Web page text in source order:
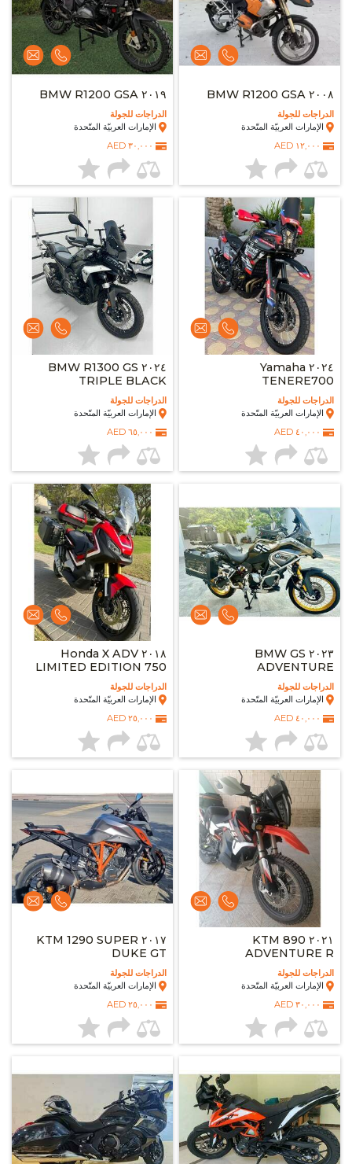
٢٠٠٨ BMW R1200 GSA
الدراجات للجولة
الإمارات العربيّة المتّحدة
١٢,٠٠٠ AED
٢٠١٩ BMW R1200 GSA
الدراجات للجولة
الإمارات العربيّة المتّحدة
٣٠,٠٠٠ AED
٢٠٢٤ Yamaha
TENERE700
الدراجات للجولة
الإمارات العربيّة المتّحدة
٤٠,٠٠٠ AED
٢٠٢٤ BMW R1300 GS
TRIPLE BLACK
الدراجات للجولة
الإمارات العربيّة المتّحدة
٦٥,٠٠٠ AED
٢٠٢٣ BMW GS
ADVENTURE
الدراجات للجولة
الإمارات العربيّة المتّحدة
٤٠,٠٠٠ AED
٢٠١٨ Honda X ADV
LIMITED EDITION 750
الدراجات للجولة
الإمارات العربيّة المتّحدة
٢٥,٠٠٠ AED
٢٠٢١ KTM 890
ADVENTURE R
الدراجات للجولة
الإمارات العربيّة المتّحدة
٣٠,٠٠٠ AED
٢٠١٧ KTM 1290 SUPER
DUKE GT
الدراجات للجولة
الإمارات العربيّة المتّحدة
٢٥,٠٠٠ AED